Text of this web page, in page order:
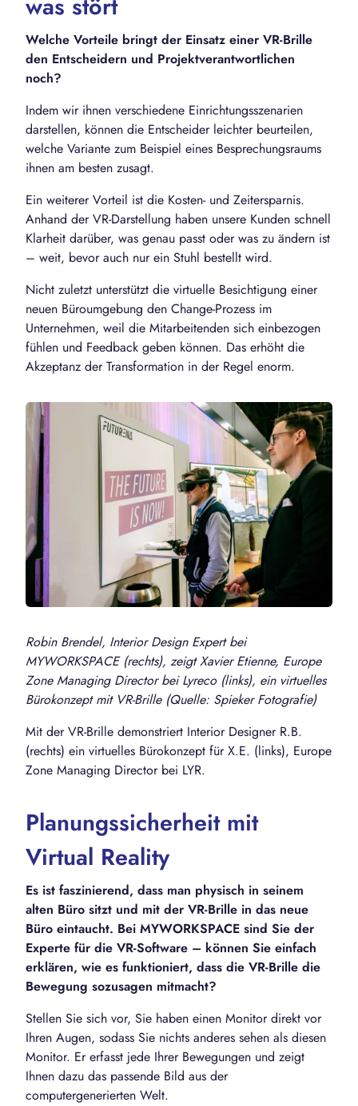
was stört
Welche Vorteile bringt der Einsatz einer VR-Brille
den Entscheidern und Projektverantwortlichen
noch?
Indem wir ihnen verschiedene Einrichtungsszenarien
darstellen, können die Entscheider leichter beurteilen,
welche Variante zum Beispiel eines Besprechungsraums
ihnen am besten zusagt.
Ein weiterer Vorteil ist die Kosten- und Zeitersparnis.
Anhand der VR-Darstellung haben unsere Kunden schnell
Klarheit darüber, was genau passt oder was zu ändern ist
– weit, bevor auch nur ein Stuhl bestellt wird.
Nicht zuletzt unterstützt die virtuelle Besichtigung einer
neuen Büroumgebung den Change-Prozess im
Unternehmen, weil die Mitarbeitenden sich einbezogen
fühlen und Feedback geben können. Das erhöht die
Akzeptanz der Transformation in der Regel enorm.
Robin Brendel, Interior Design Expert bei
MYWORKSPACE (rechts), zeigt Xavier Etienne, Europe
Zone Managing Director bei Lyreco (links), ein virtuelles
Bürokonzept mit VR-Brille (Quelle: Spieker Fotografie)
Mit der VR-Brille demonstriert Interior Designer R.B.
(rechts) ein virtuelles Bürokonzept für X.E. (links), Europe
Zone Managing Director bei LYR.
Planungssicherheit mit
Virtual Reality
Es ist faszinierend, dass man physisch in seinem
alten Büro sitzt und mit der VR-Brille in das neue
Büro eintaucht. Bei MYWORKSPACE sind Sie der
Experte für die VR-Software – können Sie einfach
erklären, wie es funktioniert, dass die VR-Brille die
Bewegung sozusagen mitmacht?
Stellen Sie sich vor, Sie haben einen Monitor direkt vor
Ihren Augen, sodass Sie nichts anderes sehen als diesen
Monitor. Er erfasst jede Ihrer Bewegungen und zeigt
Ihnen dazu das passende Bild aus der
computergenerierten Welt.